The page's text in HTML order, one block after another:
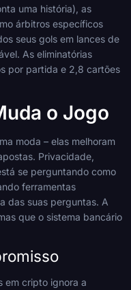
uma história), as
árbitros específicos
seus gols em lances de
As eliminatórias
por partida e 2,8 cartões
o Jogo
moda – elas melhoram
Privacidade,
se perguntando como
ferramentas
das suas perguntas. A
que o sistema bancário
em cripto ignora a